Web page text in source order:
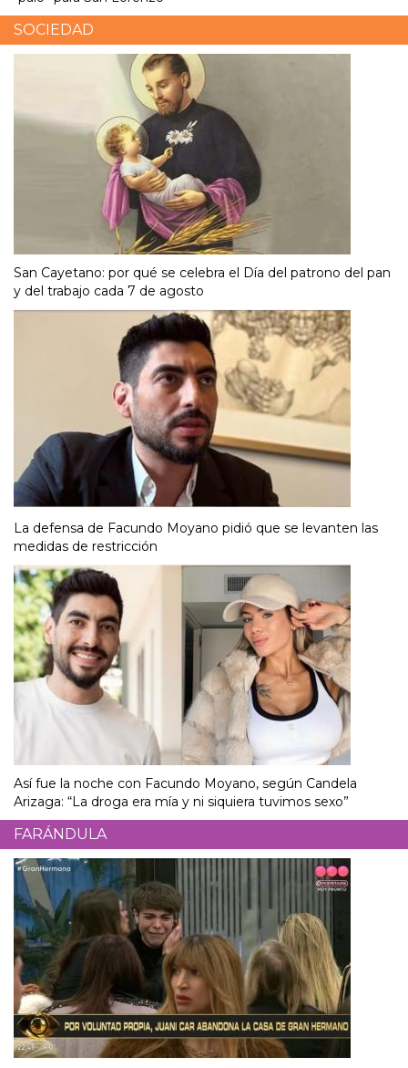
SOCIEDAD
San Cayetano: por qué se celebra el Día del patrono del pan
y del trabajo cada 7 de agosto
La defensa de Facundo Moyano pidió que se levanten las
medidas de restricción
Así fue la noche con Facundo Moyano, según Candela
Arizaga: “La droga era mía y ni siquiera tuvimos sexo”
FARÁNDULA